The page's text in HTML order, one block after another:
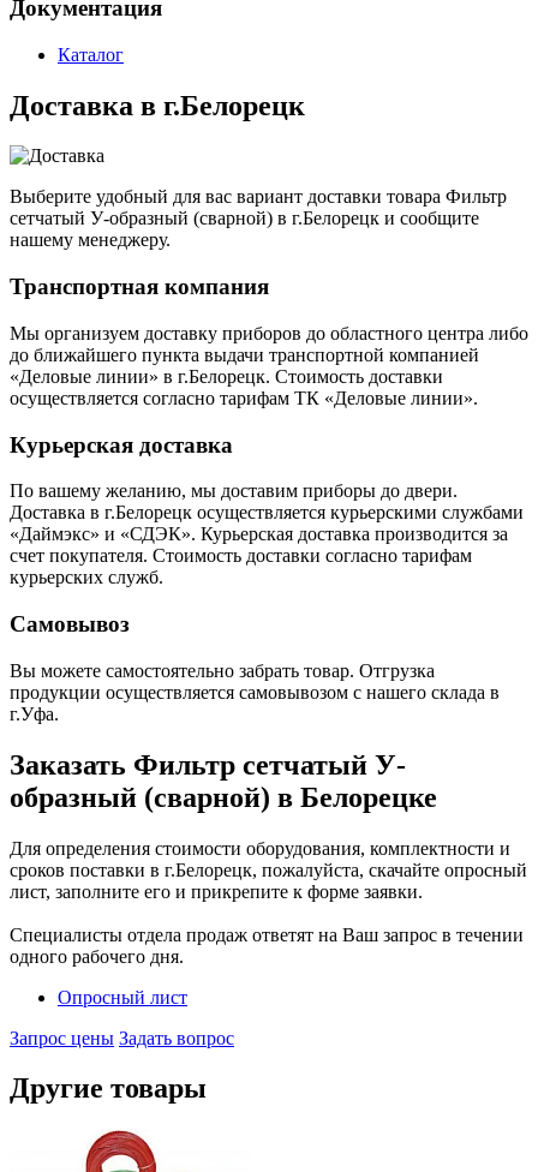
Документация
Каталог
Доставка в г.Белорецк
Выберите удобный для вас вариант доставки товара Фильтр
сетчатый У-образный (сварной) в г.Белорецк и сообщите
нашему менеджеру.
Транспортная компания
Мы организуем доставку приборов до областного центра либо
до ближайшего пункта выдачи транспортной компанией
«Деловые линии» в г.Белорецк. Стоимость доставки
осуществляется согласно тарифам ТК «Деловые линии».
Курьерская доставка
По вашему желанию, мы доставим приборы до двери.
Доставка в г.Белорецк осуществляется курьерскими службами
«Даймэкс» и «СДЭК». Курьерская доставка производится за
счет покупателя. Стоимость доставки согласно тарифам
курьерских служб.
Самовывоз
Вы можете самостоятельно забрать товар. Отгрузка
продукции осуществляется самовывозом с нашего склада в
г.Уфа.
Заказать Фильтр сетчатый У-
образный (сварной) в Белорецке
Для определения стоимости оборудования, комплектности и
сроков поставки в г.Белорецк, пожалуйста, скачайте опросный
лист, заполните его и прикрепите к форме заявки.
Специалисты отдела продаж ответят на Ваш запрос в течении
одного рабочего дня.
Опросный лист
Запрос цены Задать вопрос
Другие товары